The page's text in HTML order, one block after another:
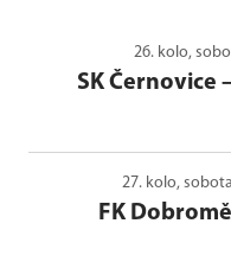
26. kolo,
SK Černovice
27. kolo,
FK